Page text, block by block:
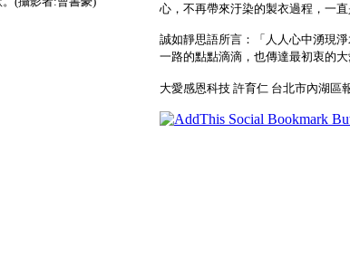
心，不再帶來汙染的製衣過程，一
誠如靜思語所言：「人人心中湧現
一路的點點滴滴，也傳達最初衷的
大愛感恩科技 許育仁 台北市內湖區